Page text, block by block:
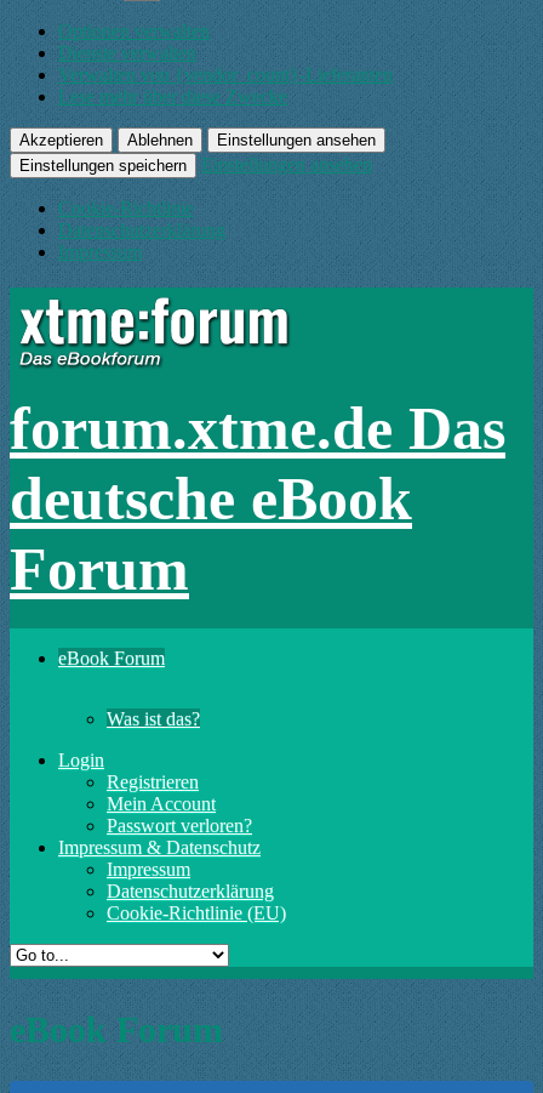
Optionen verwalten
Dienste verwalten
Verwalten von {vendor_count}-Lieferanten
Lese mehr über diese Zwecke
Akzeptieren Ablehnen
Einstellungen ansehen
Einstellungen speichern
Einstellungen ansehen
Cookie-Richtlinie
Datenschutzerklärung
Impressum
forum.xtme.de Das
deutsche eBook
Forum
eBook Forum
Was ist das?
Login
Registrieren
Mein Account
Passwort verloren?
Impressum & Datenschutz
Impressum
Datenschutzerklärung
Cookie-Richtlinie (EU)
eBook Forum